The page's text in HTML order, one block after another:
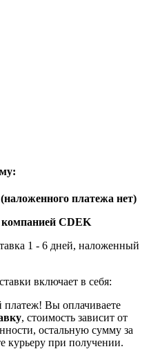
платежа нет)
компанией CDEK
1 - 6 дней, наложенный
включает в себя:
Вы оплачиваете
, стоимость зависит от
остальную сумму за
курьеру при получении.